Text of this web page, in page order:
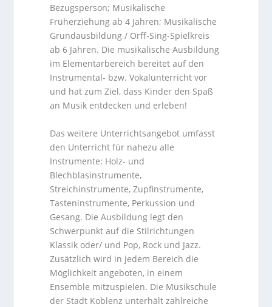
Bezugsperson; Musikalische
Früherziehung ab 4 Jahren; Musikalische
Grundausbildung / Orff-Sing-Spielkreis
ab 6 Jahren. Die musikalische Ausbildung
im Elementarbereich bereitet auf den
Instrumental- bzw. Vokalunterricht vor
und hat zum Ziel, dass Kinder den Spaß
an Musik entdecken und erleben!
Das weitere Unterrichtsangebot umfasst
den Unterricht für nahezu alle
Instrumente: Holz- und
Blechblasinstrumente,
Streichinstrumente, Zupfinstrumente,
Tasteninstrumente, Perkussion und
Gesang. Die Ausbildung legt den
Schwerpunkt auf die Stilrichtungen
Klassik oder/ und Pop, Rock und Jazz.
Zusätzlich wird in jedem Bereich die
Möglichkeit angeboten, in einem
Ensemble mitzuspielen. Die Musikschule
der Stadt Koblenz unterhält zahlreiche